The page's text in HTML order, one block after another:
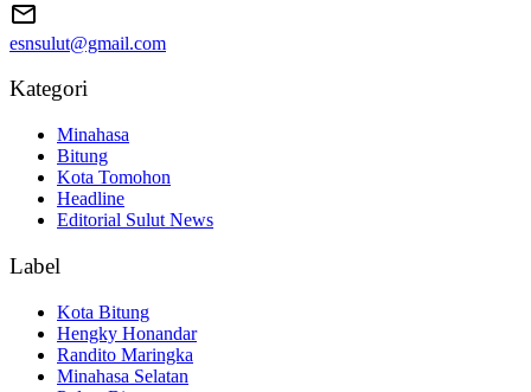
esnsulut@gmail.com
Kategori
Minahasa
Bitung
Kota Tomohon
Headline
Editorial Sulut News
Label
Kota Bitung
Hengky Honandar
Randito Maringka
Minahasa Selatan